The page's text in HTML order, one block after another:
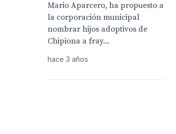
Mario Aparcero, ha propuesto a
la corporación municipal
nombrar hijos adoptivos de
Chipiona a fray...
hace 3 años